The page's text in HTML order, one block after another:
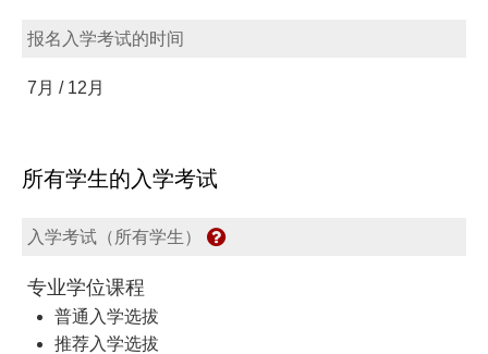
报名入学考试的时间
7月 / 12月
所有学生的入学考试
入学考试（所有学生）
专业学位课程
普通入学选拔
推荐入学选拔